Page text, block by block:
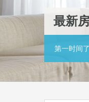
最新
第一时间